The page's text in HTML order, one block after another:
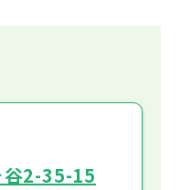
谷2-35-15